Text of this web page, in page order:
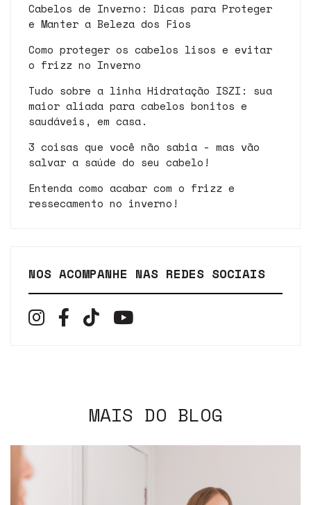
Cabelos de Inverno: Dicas para Proteger
e Manter a Beleza dos Fios
Como proteger os cabelos lisos e evitar
o frizz no Inverno
Tudo sobre a linha Hidratação ISZI: sua
maior aliada para cabelos bonitos e
saudáveis, em casa.
3 coisas que você não sabia - mas vão
salvar a saúde do seu cabelo!
Entenda como acabar com o frizz e
ressecamento no inverno!
NOS ACOMPANHE NAS REDES SOCIAIS
MAIS DO BLOG